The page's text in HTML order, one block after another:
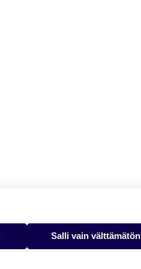
Salli vain välttämätön